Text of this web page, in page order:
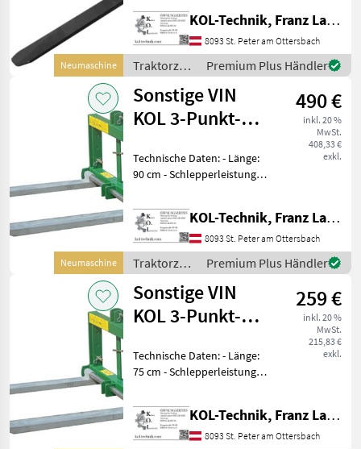
Neumaschine
mm - Gabelstärke: 40 mm -
Gabelmaße: 1200 × 100 × 40
mm - Max. Tragfähigkeit:
2.00
KOL-Technik, Franz Lampl-Küssner
8093 St. Peter am Ottersbach
Traktorzubehör
/ Sonstige
Premium Plus Händler
Neumaschine
Sonstige VIN
KOL 3-Punkt-
490 €
inkl. 20 %
MwSt.
408,33 €
exkl.
Technische Daten: - Länge:
90 cm - Schlepperleistung:
Traglast: 600 kg - Gewicht:
120 kg - 3-Punkt-Aufnahme:
Kat. I und II - Modell: FT 6
KOL-Technik, Franz Lampl-Küssner
8093 St. Peter am Ottersbach
Traktorzubehör
/ Sonstige
Premium Plus Händler
Sonstige VIN
KOL 3-Punkt-
259 €
inkl. 20 %
MwSt.
215,83 €
exkl.
Technische Daten: - Länge:
75 cm - Schlepperleistung:
Traglast: 300 kg - Gewicht:
45 kg - 3-Punkt-Aufnahme:
Kat. I - Modell: FT 300
KOL-Technik, Franz Lampl-Küssner
8093 St. Peter am Ottersbach